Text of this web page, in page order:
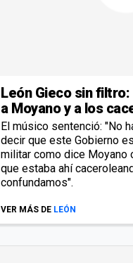
León Gieco sin
a Moyano y a los
El músico sentenció: "No
decir que este Gobierno
militar como dice Moyano
que estaba ahí
confundamos".
VER MÁS DE LEÓN